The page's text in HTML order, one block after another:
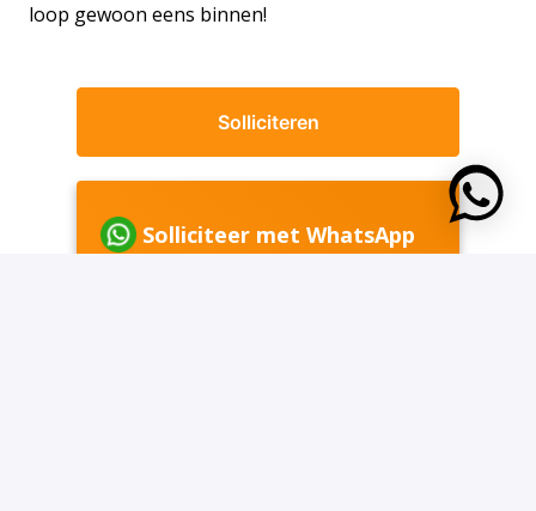
loop gewoon eens binnen!
Solliciteren
Solliciteer met WhatsApp